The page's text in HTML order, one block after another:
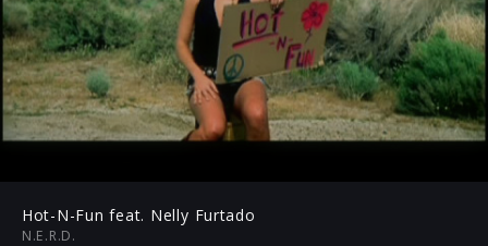
Play Mute
Play
Hot-N-Fun feat. Nelly Furtado
N.E.R.D.